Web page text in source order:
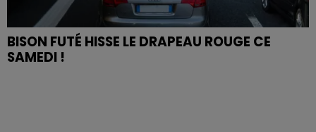
BISON FUTÉ HISSE LE DRAPEAU ROUGE CE
SAMEDI !